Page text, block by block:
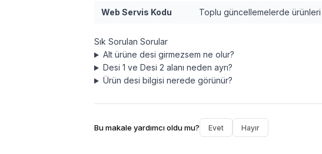
Web Servis Kodu Toplu güncellemelerde
Sık Sorulan Sorular
Alt ürüne desi girmezsem ne olur?
Desi 1 ve Desi 2 alanı neden ayrı?
Ürün desi bilgisi nerede görünür?
Bu makale yardımcı oldu mu? Evet Hayır